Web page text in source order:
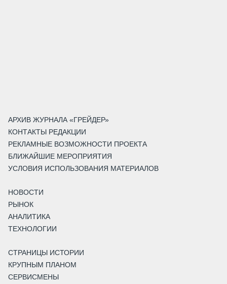
АРХИВ ЖУРНАЛА «ГРЕЙДЕР»
КОНТАКТЫ РЕДАКЦИИ
РЕКЛАМНЫЕ ВОЗМОЖНОСТИ ПРОЕКТА
БЛИЖАЙШИЕ МЕРОПРИЯТИЯ
УСЛОВИЯ ИСПОЛЬЗОВАНИЯ МАТЕРИАЛОВ
НОВОСТИ
РЫНОК
АНАЛИТИКА
ТЕХНОЛОГИИ
СТРАНИЦЫ ИСТОРИИ
КРУПНЫМ ПЛАНОМ
СЕРВИСМЕНЫ